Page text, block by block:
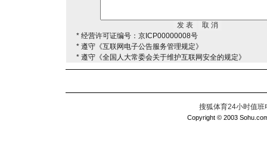
* 经营许可证编号：京ICP00000008号
* 遵守《互联网电子公告服务管理规定》
* 遵守《全国人大常委会关于维护互联网安全的规定》
搜狐体育24小时值
Copyright © 2003